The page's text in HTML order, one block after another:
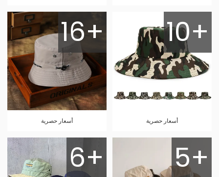
10+
أسعار حصرية
16+
أسعار حصرية
5+
6+